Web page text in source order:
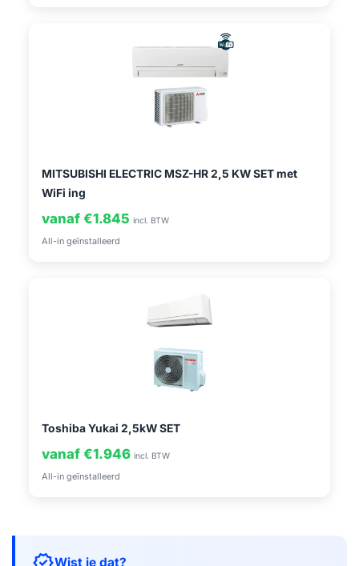
MITSUBISHI ELECTRIC MSZ-HR 2,5 KW SET met
WiFi ing
vanaf €1.845 incl. BTW
All-in geïnstalleerd
Toshiba Yukai 2,5kW SET
vanaf €1.946 incl. BTW
All-in geïnstalleerd
Wist je dat?